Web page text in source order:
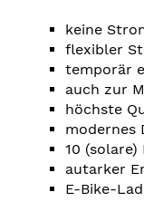
keine
flexibler
temporär
auch zur
höchste
modernes
10
autarker
E-Bike-